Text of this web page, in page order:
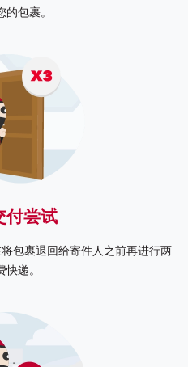
的包裹。
付尝试
包裹退回给寄件人之前再进行两
快递。